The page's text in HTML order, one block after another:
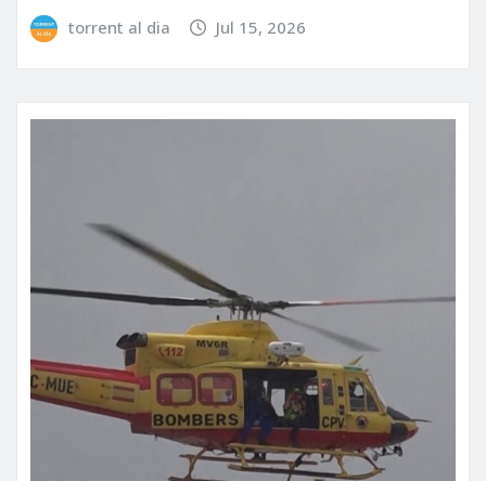
torrent al dia Jul 15, 2026